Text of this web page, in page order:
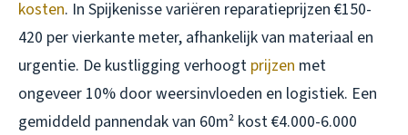
kosten. In Spijkenisse variëren reparatieprijzen €150-
420 per vierkante meter, afhankelijk van materiaal en
urgentie. De kustligging verhoogt prijzen met
ongeveer 10% door weersinvloeden en logistiek. Een
gemiddeld pannendak van 60m² kost €4.000-6.000